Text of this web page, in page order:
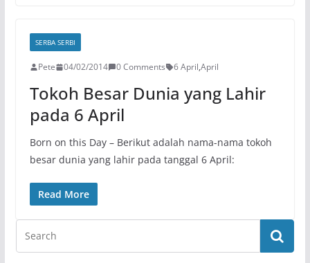
SERBA SERBI
Pete 04/02/2014 0 Comments 6 April,April
Tokoh Besar Dunia yang Lahir
pada 6 April
Born on this Day – Berikut adalah nama-nama tokoh
besar dunia yang lahir pada tanggal 6 April:
Read More